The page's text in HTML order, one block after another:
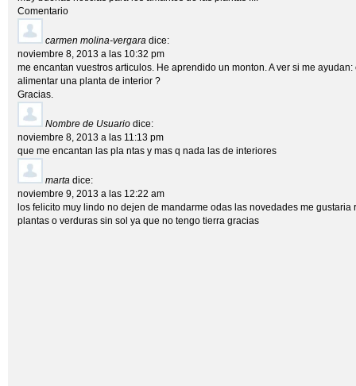
Comentario
carmen molina-vergara dice:
noviembre 8, 2013 a las 10:32 pm
me encantan vuestros articulos. He aprendido un monton. A ver si me
alimentar una planta de interior ?
Gracias.
Nombre de Usuario dice:
noviembre 8, 2013 a las 11:13 pm
que me encantan las pla ntas y mas q nada las de interiores
marta dice:
noviembre 9, 2013 a las 12:22 am
los felicito muy lindo no dejen de mandarme odas las novedades me
plantas o verduras sin sol ya que no tengo tierra gracias